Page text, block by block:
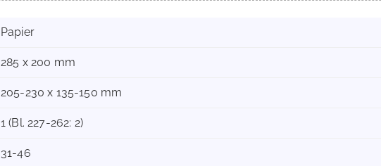
Papier
285 x 200 mm
205-230 x 135-150 mm
1 (Bl. 227-262: 2)
31-46